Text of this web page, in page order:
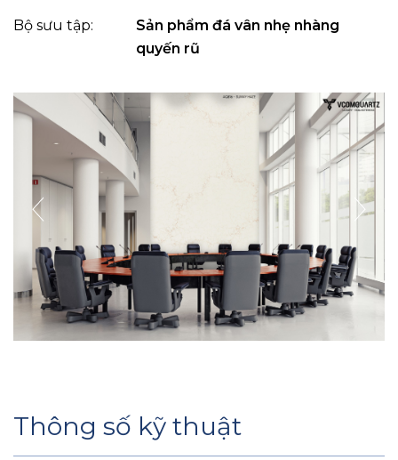
Bộ sưu tập:
Sản phẩm đá vân nhẹ nhàng
quyến rũ
Thông số kỹ thuật